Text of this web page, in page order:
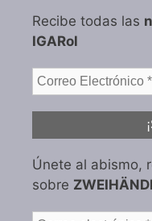
Recibe todas las
IGARol
Únete al abismo,
sobre